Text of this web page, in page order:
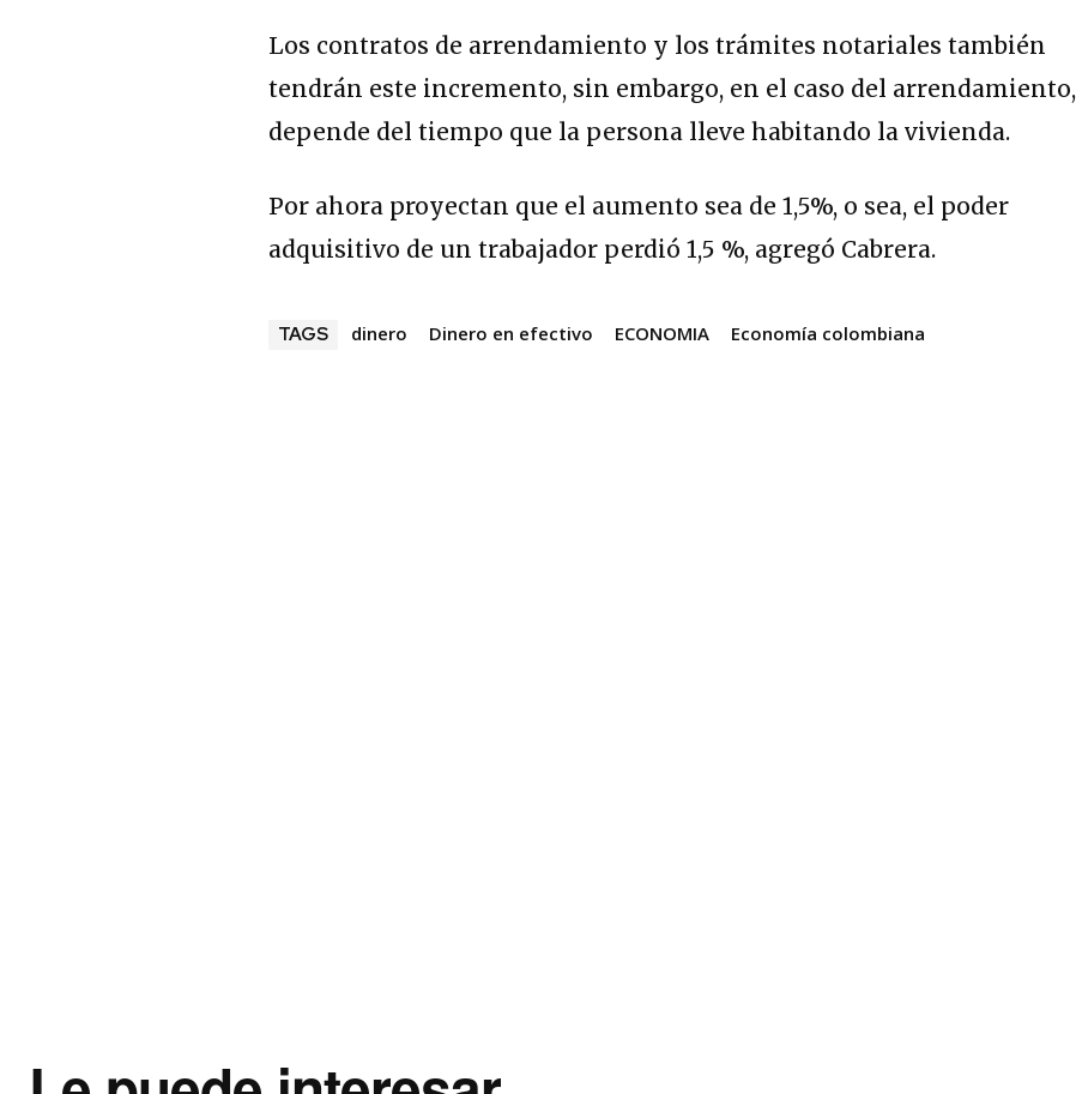
Los contratos de arrendamiento y los trámites notariales también
tendrán este incremento, sin embargo, en el caso del arrendamiento,
depende del tiempo que la persona lleve habitando la vivienda.
Por ahora proyectan que el aumento sea de 1,5%, o sea, el poder
adquisitivo de un trabajador perdió 1,5 %, agregó Cabrera.
TAGS dinero Dinero en efectivo ECONOMIA Economía colombiana